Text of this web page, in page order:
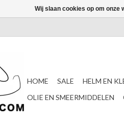
HOME SALE HELM EN
OLIE EN SMEERMIDDELEN
Wij slaan cookies op om onze